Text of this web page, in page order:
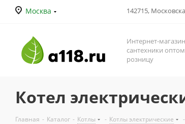
Москва 142715,
Интернет-магазин
сантехники
розницу
Котел
Главная - Каталог - Котлы - Котлы электрические -